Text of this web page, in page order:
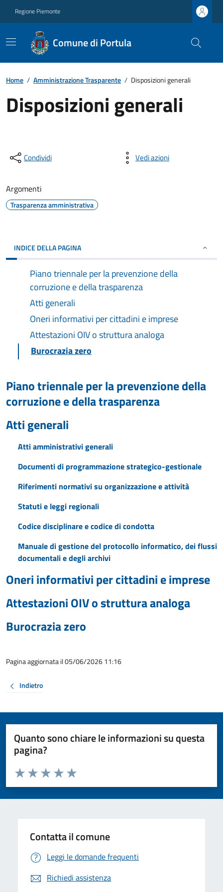
Regione Piemonte
Comune di Portula
Home / Amministrazione Trasparente / Disposizioni generali
Disposizioni generali
Condividi Vedi azioni
Argomenti
Trasparenza amministrativa
INDICE DELLA PAGINA
Piano triennale per la prevenzione della
corruzione e della trasparenza
Atti generali
Oneri informativi per cittadini e imprese
Attestazioni OIV o struttura analoga
Burocrazia zero
Piano triennale per la prevenzione della
corruzione e della trasparenza
Atti generali
Atti amministrativi generali
Documenti di programmazione strategico-gestionale
Riferimenti normativi su organizzazione e attività
Statuti e leggi regionali
Codice disciplinare e codice di condotta
Manuale di gestione del protocollo informatico, dei flussi
documentali e degli archivi
Oneri informativi per cittadini e imprese
Attestazioni OIV o struttura analoga
Burocrazia zero
Pagina aggiornata il 05/06/2026 11:16
Indietro
Quanto sono chiare le informazioni su questa
pagina?
Valuta da 1 a 5 stelle la pagina
Valuta 5 stelle su 5
Valuta 4 stelle su 5
Valuta 3 stelle su 5
Valuta 2 stelle su 5
Valuta 1 stelle su 5
Contatta il comune
Leggi le domande frequenti
Richiedi assistenza